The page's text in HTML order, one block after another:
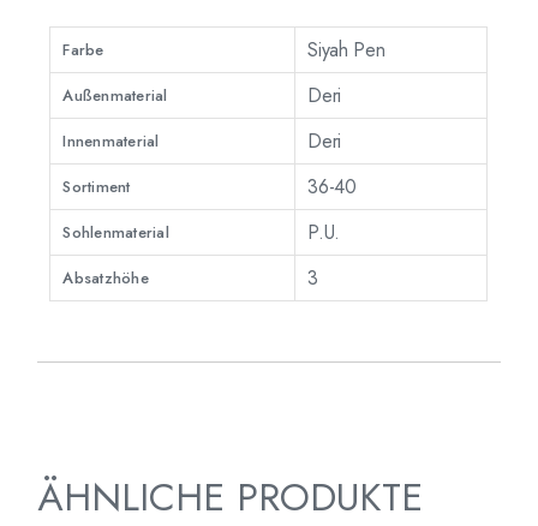
Farbe Siyah Pen
Außenmaterial Deri
Innenmaterial Deri
Sortiment 36-40
Sohlenmaterial P.U.
Absatzhöhe 3
ÄHNLICHE PRODUKTE